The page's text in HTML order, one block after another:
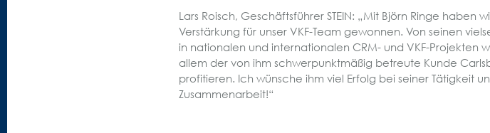
Lars Roisch, Geschäftsführer STEIN:
Mit Björn Ringe haben
Verstärkung für unser VKF-Team gewonnen. Von seinen
in nationalen und internationalen CRM- und VKF-Projekten
allem der von ihm schwerpunktmäßig betreute Kunde
profitieren. Ich wünsche ihm viel Erfolg bei seiner Tätigkeit
Zusammenarbeit!